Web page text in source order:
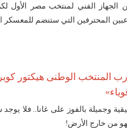
الجهاز الفني لمنتخب مصر الأول
المحترفين التي ستنضم
المنتخب الوطنى هيكتور
وجميلة بالفوز على غانا.. فلا
من خارج الأرض!